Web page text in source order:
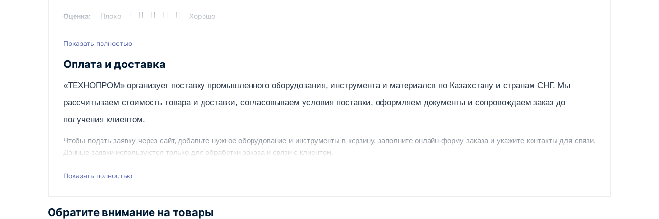
Потребляемая мощность, кВт
Сварочный ток, А 300
Renegade
Страна производства
Тип питания трехфазный
Управление
Оценка: Плохо Хорошо
Написать отзыв
Показать полностью
Оплата и доставка
«ТЕХНОПРОМ» организует поставку промышленного оборудования, инструмента и материалов по Казахстану и странам СНГ. Мы
рассчитываем стоимость товара и доставки, согласовываем условия поставки, оформляем документы и сопровождаем заказ до
получения клиентом.
Чтобы подать заявку через сайт, добавьте нужное оборудование и инструменты в корзину, заполните онлайн-форму заказа и укажите контакты для связи.
Данные заявки используются только для обработки заказа и связи с клиентом.
Наш сотрудник свяжется с вами, чтобы подтвердить заявку, уточнить детали, рассчитать стоимость поставки и предложить удобный вариант доставки.
Показать полностью
Обратите внимание на товары